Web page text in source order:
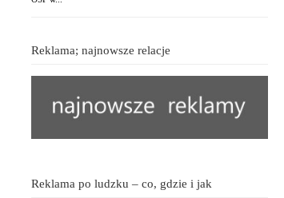
Reklama; najnowsze relacje
Reklama po ludzku – co, gdzie i jak